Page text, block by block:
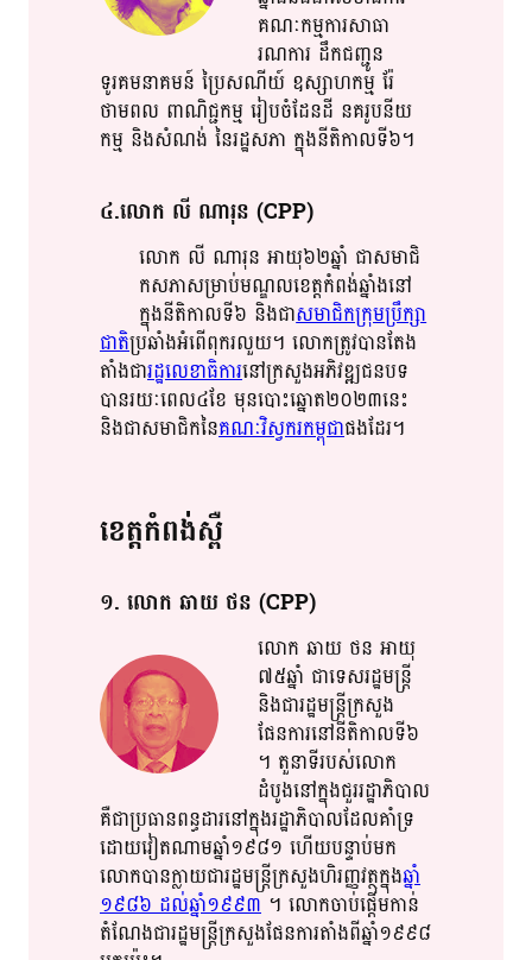
គណៈកម្ម​​ការ​​សាធា
រណការ​ ដឹកជញ្ជូន​
ទូរគមនាគមន៍​ ប្រៃ​​ស​ណី​​យ៍​ ឧស្សាហកម្ម​ រ៉ែ​
ថាមពល​ ពាណិជ្ជកម្ម​ រៀប​​ចំ​ដែនដី​ នគរូបនីយ
កម្ម​ និង​សំណង់​ នៃ​រដ្ឋសភា​ ក្នុង​នីតិកាល​​ទី៦​។​
៤​.លោក​ លី​ ណា​រុន​ (CPP)
លោក​ លី​ ណា​រុន​​ អាយុ៦២​​ឆ្នាំ​ ជាស​មា​ជិ​
ក​​សភា​​សម្រាប់​​មណ្ឌល​​ខេត្ត​កំពង់ឆ្នាំង​​នៅ
ក្នុង​នីតិកាល​​ទី៦​​ និង​ជា​សមាជិក​ក្រុមប្រឹក្សា​
ជាតិ​ប្រឆាំង​អំពើពុករលួយ​​។​​ លោក​​ត្រូវ​​បាន​​តែង​​
តាំង​​ជា​រដ្ឋលេខាធិការ​​នៅ​​ក្រ​​សួង​អភិវឌ្ឍ​ជនបទ​
បាន​​រយៈ​​ពេល​​៤ខែ​ មុន​បោះឆ្នោត២០២៣នេះ​
និង​ជា​​សមាជិក​​នៃ​​គណៈ​វិស្វករ​កម្ពុជា​ផង​ដែរ​។​​
ខេត្ត​​កំពង់ស្ពឺ​
១​. លោក​ ឆាយ​ ថន​ (CPP)
លោក​ ឆាយ​ ថន​ អាយុ​​
៧៥​​ឆ្នាំ​​ ជា​ទេស​​រដ្ឋ​​មន្រ្តី​
និង​​ជា​​រដ្ឋមន្រ្តី​ក្រសួង​​
ផែនការ​នៅ​​នីតិកាល​​ទី៦​
។​​ តួ​​នា​​ទី​​​របស់​លោក​
ដំបូង​​នៅក្នុង​ជួរ​រដ្ឋាភិបាល​
គឺ​​ជា​​ប្រធាន​​ពន្ធដារ​​នៅក្នុង​រដ្ឋាភិបាល​​ដែល​គាំទ្រ​
ដោយ​​វៀ​ត​​ណាម​​ឆ្នាំ១៩៨១​ ហើយ​​បន្ទាប់មក​
លោក​បាន​​ក្លាយ​​ជារ​ដ្ឋ​មន្រ្តី​​ក្រសួង​​ហិរញ្ញវត្ថុ​ក្នុង​ឆ្នាំ​​
១៩៨៦​ ដល់​ឆ្នាំ​​​១៩៩៣​ ​ ។​ លោក​ចាប់ផ្តើម​កាន់​​
តំណែង​​ជារ​ដ្ឋ​មន្រ្តី​ក្រសួង​​ផែនការ​តាំងពី​ឆ្នាំ១៩៩៨​